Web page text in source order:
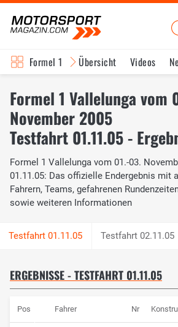
Formel 1 Übersicht Videos
Formel 1 Vallelunga vom
November 2005
Testfahrt 01.11.05 -
Formel 1 Vallelunga vom 01.-03.
01.11.05: Das offizielle Endergebnis mit
Fahrern, Teams, gefahrenen
sowie weiteren Informationen
Testfahrt 02.11.05
ERGEBNISSE - TESTFAHRT 01.11.05
Pos Fahrer Nr